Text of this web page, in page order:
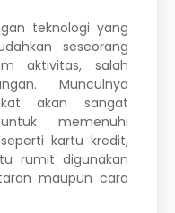
teknologi yang
seseorang
aktivitas, salah
Munculnya
akan sangat
memenuhi
kartu kredit,
rumit digunakan
maupun cara